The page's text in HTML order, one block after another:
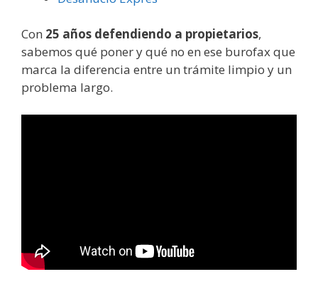
Con 25 años defendiendo a propietarios,
sabemos qué poner y qué no en ese burofax que
marca la diferencia entre un trámite limpio y un
problema largo.